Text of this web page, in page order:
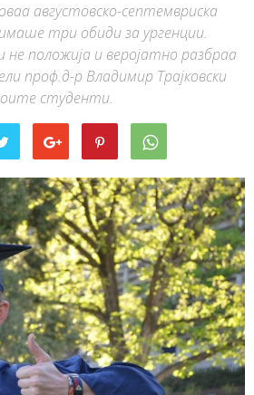
августовско-септемвриска
три обиди за ургенции.
положија и веројатно разбраа
проф.д-р Владимир Трајковски
студенти.